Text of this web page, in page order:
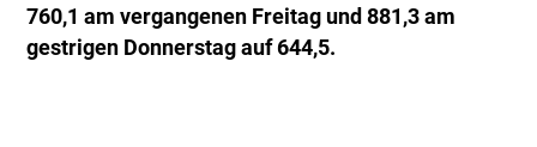
760,1 am vergangenen Freitag und 881,3 am
gestrigen Donnerstag auf 644,5.